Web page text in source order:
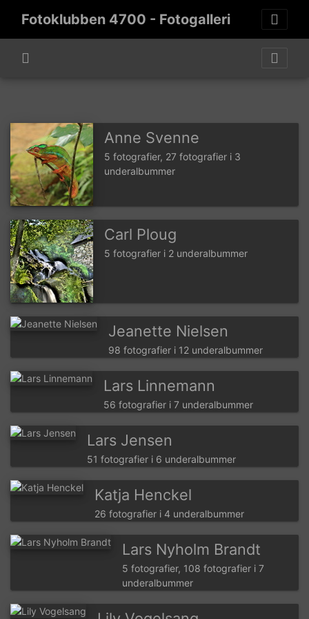
Fotoklubben 4700 - Fotogalleri
Anne Svenne
5 fotografier, 27 fotografier i 3
underalbummer
Carl Ploug
5 fotografier i 2 underalbummer
Jeanette Nielsen
98 fotografier i 12 underalbummer
Lars Linnemann
56 fotografier i 7 underalbummer
Lars Jensen
51 fotografier i 6 underalbummer
Katja Henckel
26 fotografier i 4 underalbummer
Lars Nyholm Brandt
5 fotografier, 108 fotografier i 7
underalbummer